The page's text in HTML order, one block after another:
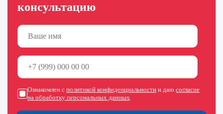
консультацию
Ознакомлен с политикой конфиденциальности и даю согласие
на обработку персональных данных.